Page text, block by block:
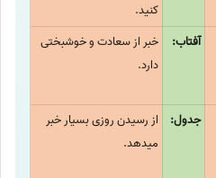
کنید.
آفتاب:
خبر از سعادت و خوشبختی
دارد.
جدول:
از رسیدن روزی بسیار خبر
میدهد.